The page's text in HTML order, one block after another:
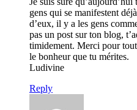
gens qui se manifestent
d’eux, il y a les gens
pas un post sur ton blog,
timidement. Merci pour
le bonheur que tu mérites.
Ludivine
Reply